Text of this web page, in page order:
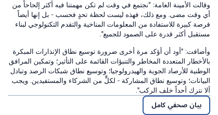
وقالت الأمينة العامة: "نجتمع في وقت لم تكن مهمتنا فيه أكثر إلحاحاً من
أي وقت مضى. ومع ذلك، فهذه ليست لحظة تحدٍ فحسب - بل إنها أيضاً
فرصة كبيرة للاستفادة من المعلومات المناخية والتقدم التكنولوجي لبناء
مستقبل أكثر قدرة على الصمود للجميع".
وأضافت: "أود أن أؤكد مرة أخرى ضرورة توسيع نطاق الإنذارات المبكرة
بالأخطار المتعددة المخاطر والتنبؤات القائمة على التأثير؛ وتمكين المرافق
الوطنية للأرصاد الجوية والهيدرولوجيا؛ وتوسيع نطاق شبكات الرصد وتبادل
البيانات؛ وتوسيع نطاق المشاركة - لكلٍّ من الشركاء والمستفيدين. ويجب
ألا نترك أحداً خلف الركب".
بيان صحفي كامل